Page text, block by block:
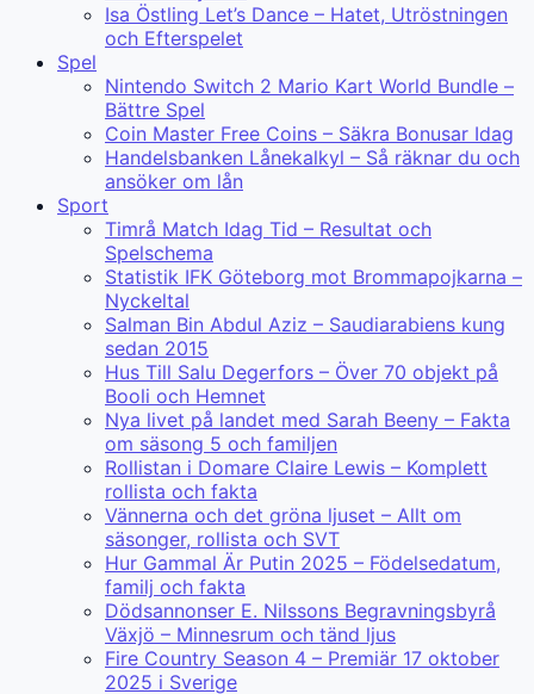
Isa Östling Let’s Dance – Hatet, Utröstningen
och Efterspelet
Spel
Nintendo Switch 2 Mario Kart World Bundle –
Bättre Spel
Coin Master Free Coins – Säkra Bonusar Idag
Handelsbanken Lånekalkyl – Så räknar du och
ansöker om lån
Sport
Timrå Match Idag Tid – Resultat och
Spelschema
Statistik IFK Göteborg mot Brommapojkarna –
Nyckeltal
Salman Bin Abdul Aziz – Saudiarabiens kung
sedan 2015
Hus Till Salu Degerfors – Över 70 objekt på
Booli och Hemnet
Nya livet på landet med Sarah Beeny – Fakta
om säsong 5 och familjen
Rollistan i Domare Claire Lewis – Komplett
rollista och fakta
Vännerna och det gröna ljuset – Allt om
säsonger, rollista och SVT
Hur Gammal Är Putin 2025 – Födelsedatum,
familj och fakta
Dödsannonser E. Nilssons Begravningsbyrå
Växjö – Minnesrum och tänd ljus
Fire Country Season 4 – Premiär 17 oktober
2025 i Sverige